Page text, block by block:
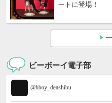
ートに登場！
ビーボーイ電子部
@bboy_denshibu